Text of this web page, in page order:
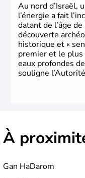
Au nord d’Israël,
l’énergie a fait
datant de l’âge
découverte
historique et «
premier et le plus
eaux profondes
souligne
À
Gan HaDarom